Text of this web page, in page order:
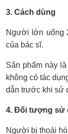
3. Cách dùng
Người lớn uống
của bác sĩ.
Sản phẩm này
không có tác
dẫn trước khi sử
4. Đối tượng sử
Người bị thoái